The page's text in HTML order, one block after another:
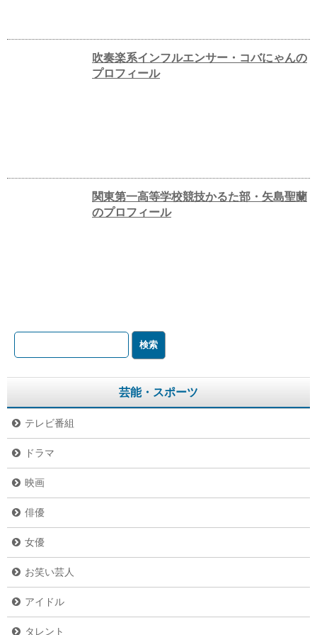
吹奏楽系インフルエンサー・コバにゃんの
プロフィール
関東第一高等学校競技かるた部・矢島聖蘭
のプロフィール
芸能・スポーツ
テレビ番組
ドラマ
映画
俳優
女優
お笑い芸人
アイドル
タレント